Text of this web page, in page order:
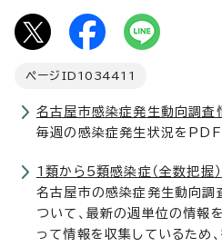
ページID 1034411
名古屋市感染症発生動向調査情
毎週の感染症発生状況をPDF
1類から5類感染症（全数把握
名古屋市の感染症発生動向
ついて、最新の週単位の情報
って情報を収集しているため